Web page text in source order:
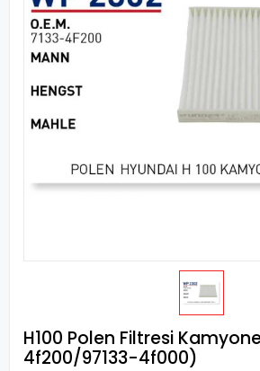
H100 Polen Filtresi
4f200/97133-4f000)